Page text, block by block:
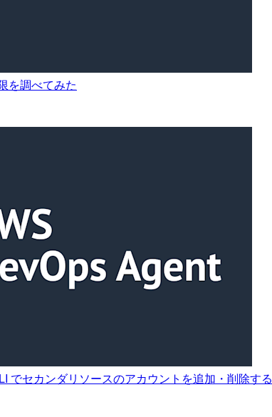
を調べてみた
でセカンダリソースのアカウントを追加・削除する